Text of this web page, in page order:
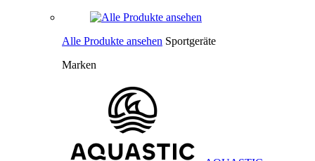
Alle Produkte ansehen Sportgeräte
Marken